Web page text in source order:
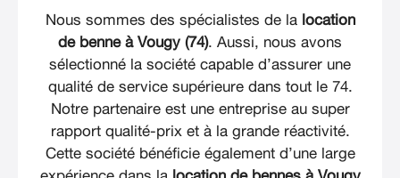
Nous sommes des spécialistes de la location
de benne à Vougy (74). Aussi, nous avons
sélectionné la société capable d’assurer une
qualité de service supérieure dans tout le 74.
Notre partenaire est une entreprise au super
rapport qualité-prix et à la grande réactivité.
Cette société bénéficie également d’une large